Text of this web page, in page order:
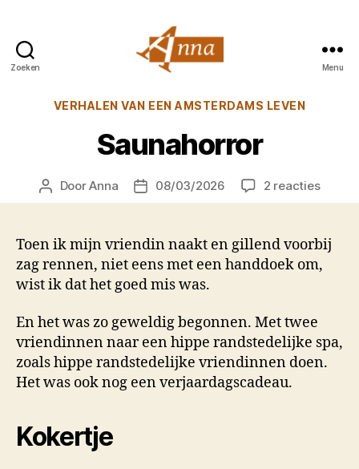
Zoeken
van
Menu
Categorieën
VERHALEN VAN EEN AMSTERDAMS LEVEN
Saunahorror
Berichtauteur
DoorAnna Berichtdatum
08/03/2026 2 reactiesop
Toen ik mijn vriendin naakt en gillend voorbij
zag rennen, niet eens met een handdoek om,
wist ik dat het goed mis was.
En het was zo geweldig begonnen. Met twee
vriendinnen naar een hippe randstedelijke spa,
zoals hippe randstedelijke vriendinnen doen.
Het was ook nog een verjaardagscadeau.
Kokertje